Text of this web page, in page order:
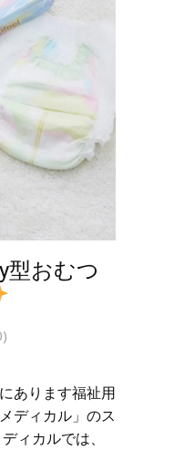
型おむつ
あります福祉用
ディカル」のス
ィカルでは、